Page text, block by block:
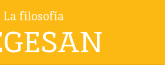
La filosofía